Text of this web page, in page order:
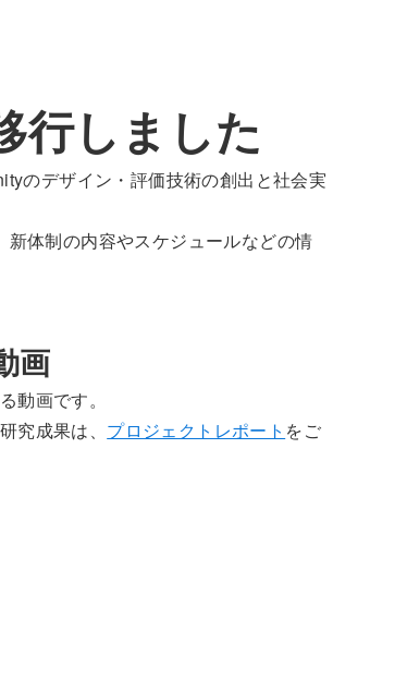
行しました
のデザイン・評価技術の創出と社会実
体制の内容やスケジュールなどの情
画
動画です。
究成果は、 プロジェクトレポート をご